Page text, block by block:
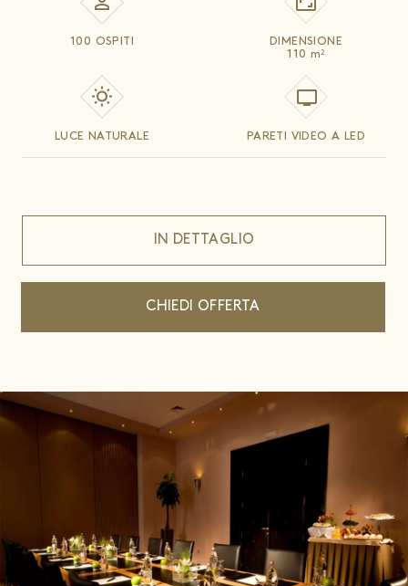
100 OSPITI
DIMENSIONE
110 m2
LUCE NATURALE PARETI VIDEO A LED
IN DETTAGLIO
CHIEDI OFFERTA